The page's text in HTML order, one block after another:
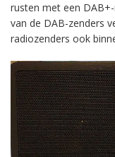
rusten met een
van de DAB-zenders
radiozenders ook